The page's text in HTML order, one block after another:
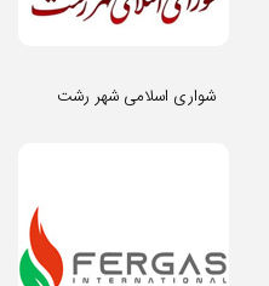
شواری اسلامی شهر رشت